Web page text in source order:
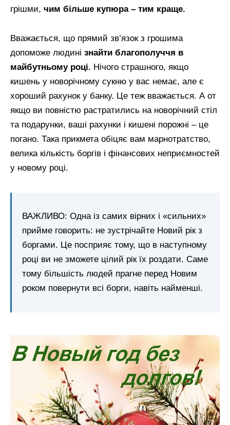
грішми, чим більше купюра – тим краще.
Вважається, що прямий зв’язок з грошима
допоможе людині знайти благополуччя в
майбутньому році. Нічого страшного, якщо
кишень у новорічному сукню у вас немає, але є
хороший рахунок у банку. Це теж вважається. А от
якщо ви повністю растратились на новорічний стіл
та подарунки, ваші рахунки і кишені порожні – це
погано. Така прикмета обіцяє вам марнотратство,
велика кількість боргів і фінансових неприємностей
у новому році.
ВАЖЛИВО: Одна із самих вірних і «сильних»
прийме говорить: не зустрічайте Новий рік з
боргами. Це посприяє тому, що в наступному
році ви не зможете цілий рік їх роздати. Саме
тому більшість людей прагне перед Новим
роком повернути всі борги, навіть найменші.